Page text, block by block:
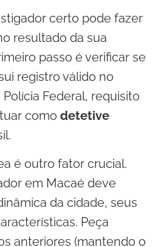
certo pode fazer
resultado da sua
passo é verificar se
registro válido no
Federal, requisito
como detetive
é outro fator crucial.
em Macaé deve
da cidade, seus
Peça
anteriores (mantendo o